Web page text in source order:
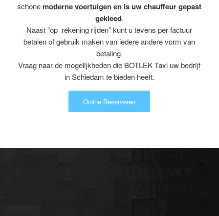
schone moderne voertuigen en is uw chauffeur gepast
gekleed.
Naast ”op rekening rijden” kunt u tevens per factuur
betalen of gebruik maken van iedere andere vorm van
betaling.
Vraag naar de mogelijkheden die BOTLEK Taxi uw bedrijf
in Schiedam te bieden heeft.
Online Reserveren